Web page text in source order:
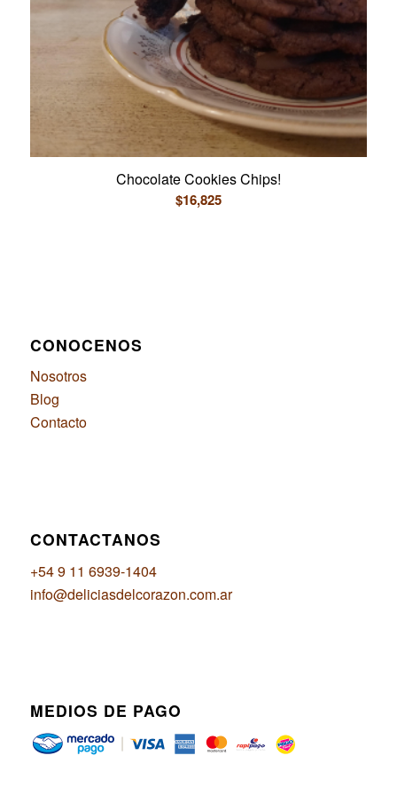
Chocolate Cookies Chips!
$16,825
CONOCENOS
Nosotros
Blog
Contacto
CONTACTANOS
+54 9 11 6939-1404
info@deliciasdelcorazon.com.ar
MEDIOS DE PAGO